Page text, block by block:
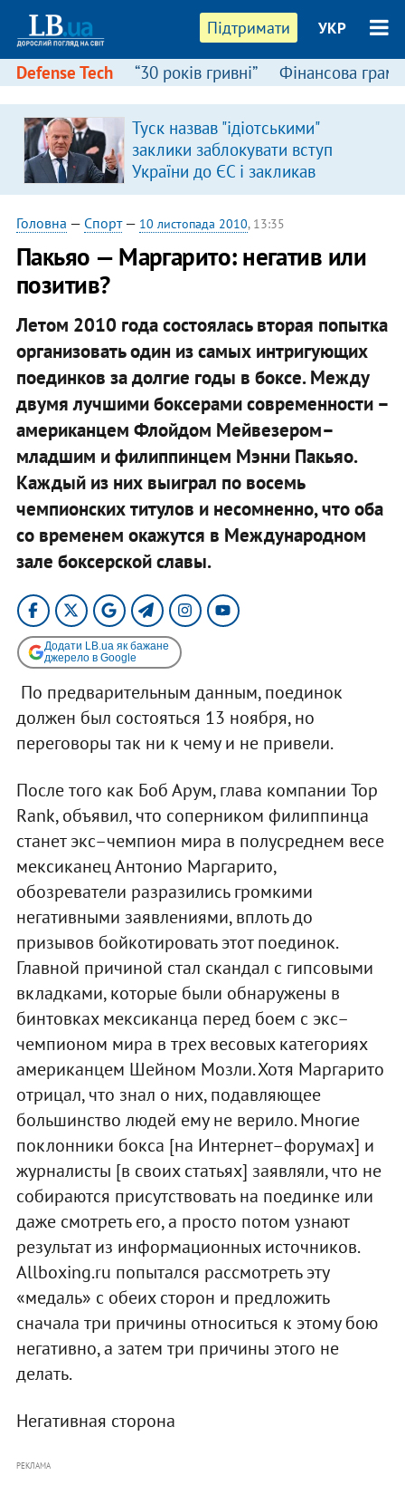
Підтримати УКР
Defense Tech “30 років гривні” Фінансова
Туск назвав "ідіотськими"
заклики заблокувати вступ
України до ЄС і закликав
припинити антиукраїнську
риторику
Головна — Спорт— 10 листопада 2010, 13:35
Пакьяо — Маргарито: негатив или
позитив?
Летом 2010 года состоялась вторая попытка
организовать один из самых интригующих
поединков за долгие годы в боксе. Между
двумя лучшими боксерами современности –
американцем Флойдом Мейвезером–
младшим и филиппинцем Мэнни Пакьяо.
Каждый из них выиграл по восемь
чемпионских титулов и несомненно, что оба
со временем окажутся в Международном
зале боксерской славы.
Додати LB.ua як бажане
джерело в Google
​ По предварительным данным, поединок
должен был состояться 13 ноября, но
переговоры так ни к чему и не привели.
После того как Боб Арум, глава компании Top
Rank, объявил, что соперником филиппинца
станет экс–чемпион мира в полусреднем весе
мексиканец Антонио Маргарито,
обозреватели разразились громкими
негативными заявлениями, вплоть до
призывов бойкотировать этот поединок.
Главной причиной стал скандал с гипсовыми
вкладками, которые были обнаружены в
бинтовках мексиканца перед боем с экс–
чемпионом мира в трех весовых категориях
американцем Шейном Мозли. Хотя Маргарито
отрицал, что знал о них, подавляющее
большинство людей ему не верило. Многие
поклонники бокса [на Интернет–форумах] и
журналисты [в своих статьях] заявляли, что не
собираются присутствовать на поединке или
даже смотреть его, а просто потом узнают
результат из информационных источников.
Allboxing.ru попытался рассмотреть эту
«медаль» c обеих сторон и предложить
сначала три причины относиться к этому бою
негативно, а затем три причины этого не
делать.
Негативная сторона
РЕКЛАМА